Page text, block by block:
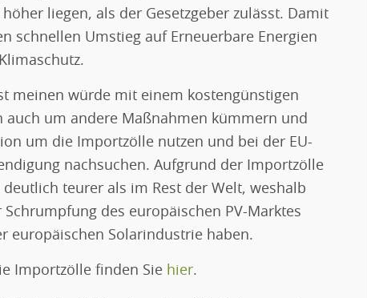
liegen, als der Gesetzgeber zulässt. Damit
schnellen Umstieg auf Erneuerbare Energien
meinen würde mit einem kostengünstigen
auch um andere Maßnahmen kümmern und
um die Importzölle nutzen und bei der EU-
nachsuchen. Aufgrund der Importzölle
teurer als im Rest der Welt, weshalb
des europäischen PV-Marktes
europäischen Solarindustrie haben.
Importzölle finden Sie hier.